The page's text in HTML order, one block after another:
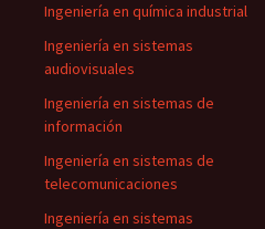
Ingeniería en química industrial
Ingeniería en sistemas
audiovisuales
Ingeniería en sistemas de
información
Ingeniería en sistemas de
telecomunicaciones
Ingeniería en sistemas